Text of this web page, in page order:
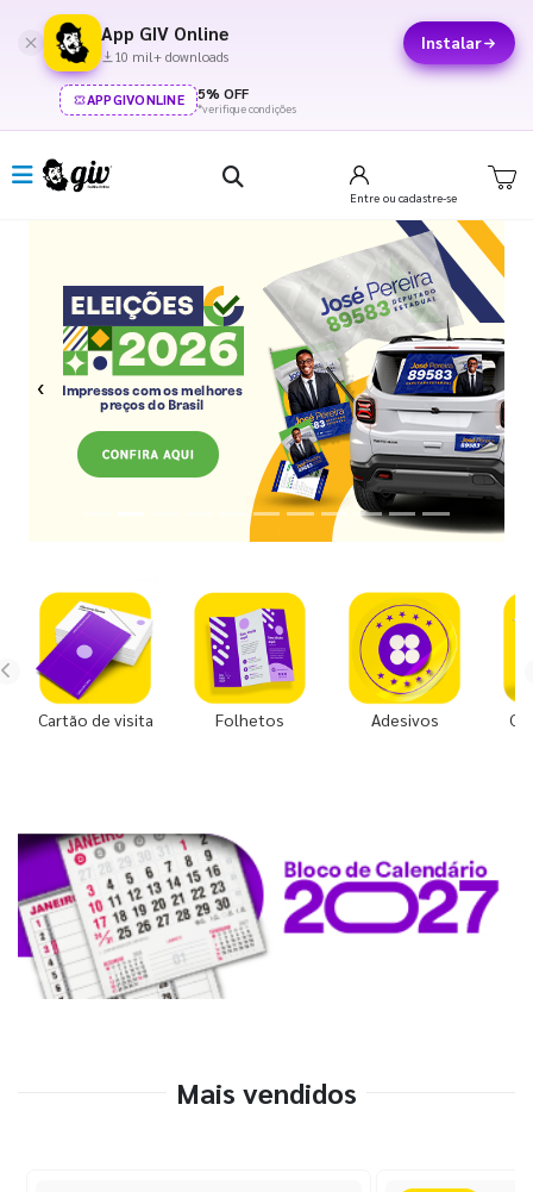
App GIV Online
10 mil+ downloads
Instalar
APPGIVONLINE 5% OFF
*verifique condições
Entre ou cadastre-se
Previous Next
Cartão de visita Folhetos Adesivos
Mais vendidos